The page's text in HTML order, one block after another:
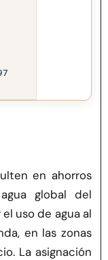
en ahorros
global del
uso de agua al
en las zonas
. La asignación